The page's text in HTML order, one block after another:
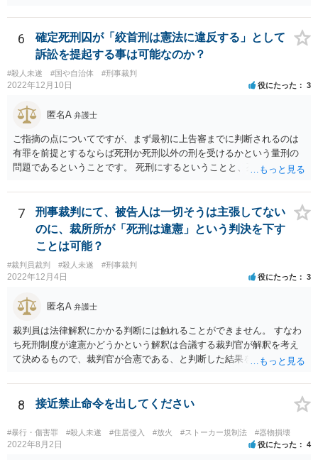
6
確定死刑囚が「絞首刑は憲法に違反する」として
訴訟を提起する事は可能なのか？
#殺人未遂 #国や自治体 #刑事裁判
2022年12月10日 役にたった 3
匿名A 弁護士
ご指摘の点についてですが、まず最初に上告審までに判断されるのは
有罪を前提とするならば死刑か死刑以外の刑を受けるかという量刑の
問題であるということです。 死刑にするということと、死刑の方法に
いう前提としても、仮に絞首刑が残虐な方法であって憲法に違反する
ならば絞首刑によっては死刑にすることができません。 例えば薬を飲
ませることによって死に至らしめる方法は残虐ではない、となるかも
しれませんので、この方法なら死刑を行えるということになります。
そのため、死刑にすべきではないということと、死刑の方法を絞首刑
にすべきではない、という話は少し段階が違う話となると思います。
7
刑事裁判にて、被告人は一切そうは主張してない
のに、裁所所が「死刑は違憲」という判決を下す
ことは可能？
#裁判員裁判 #殺人未遂 #刑事裁判
2022年12月4日 役にたった 3
匿名A 弁護士
裁判員は法律解釈にかかる判断には触れることができません。 すなわ
ち死刑制度が違憲かどうかという解釈は合議する裁判官が解釈を考え
て決めるもので、裁判官が合憲である、と判断した結果を前提として
とはできないものと考えられます。 裁判員の参加する刑事裁判に関す
る法律6条2項 前項に規定する場合において、次に掲げる裁判所の判断
8 接近禁止命令を出してください
#暴行・傷害罪 #殺人未遂 #住居侵入 #放火 #ストーカー規制法 #器物損壊
2022年8月2日 役にたった 4